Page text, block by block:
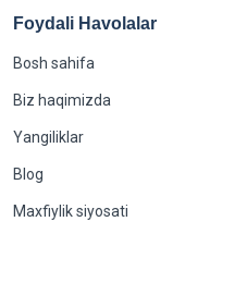
Foydali Havolalar
Bosh sahifa
Biz haqimizda
Yangiliklar
Blog
Maxfiylik siyosati